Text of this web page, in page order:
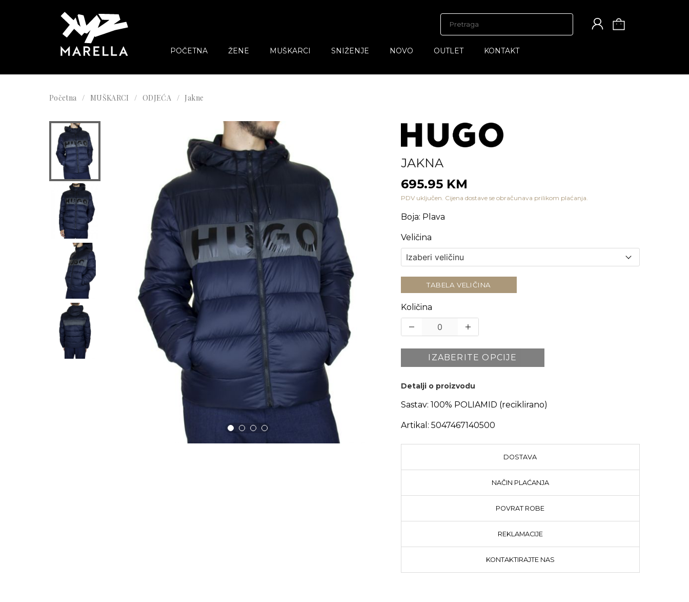
POČETNA ŽENE MUŠKARCI SNIŽENJE NOVO OUTLET KONTAKT
Početna MUŠKARCI ODJEĆA Jakne
JAKNA
695.95 KM
PDV uključen. Cijena dostave se obračunava prilikom plaćanja.
Boja: Plava
Veličina
TABELA VELIČINA
Količina
IZABERITE OPCIJE
Detalji o proizvodu
Sastav: 100% POLIAMID (reciklirano)
Artikal: 5047467140500
DOSTAVA
NAČIN PLAĆANJA
POVRAT ROBE
REKLAMACIJE
KONTAKTIRAJTE NAS